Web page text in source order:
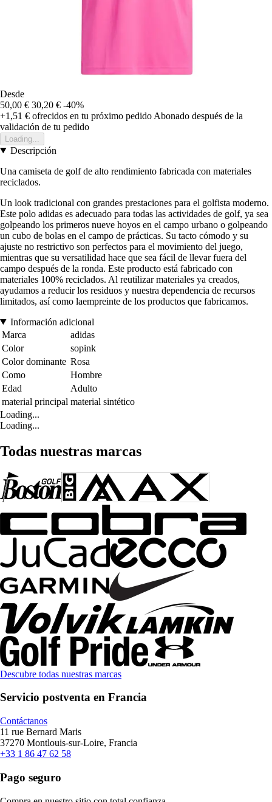
Desde
50,00 € 30,20 € -40%
+1,51 € ofrecidos en tu próximo pedido Abonado después de la
validación de tu pedido
Loading...
Descripción
Una camiseta de golf de alto rendimiento fabricada con materiales
reciclados.
Un look tradicional con grandes prestaciones para el golfista moderno.
Este polo adidas es adecuado para todas las actividades de golf, ya sea
golpeando los primeros nueve hoyos en el campo urbano o golpeando
un cubo de bolas en el campo de prácticas. Su tacto cómodo y su
ajuste no restrictivo son perfectos para el movimiento del juego,
mientras que su versatilidad hace que sea fácil de llevar fuera del
campo después de la ronda. Este producto está fabricado con
materiales 100% reciclados. Al reutilizar materiales ya creados,
ayudamos a reducir los residuos y nuestra dependencia de recursos
limitados, así como laempreinte de los productos que fabricamos.
Información adicional
Marca
adidas
Color
sopink
Color dominante Rosa
Como
Hombre
Edad
Adulto
material principal material sintético
Loading...
Loading...
Todas nuestras marcas
Descubre todas nuestras marcas
Servicio postventa en Francia
Contáctanos
11 rue Bernard Maris
37270 Montlouis-sur-Loire, Francia
+33 1 86 47 62 58
Pago seguro